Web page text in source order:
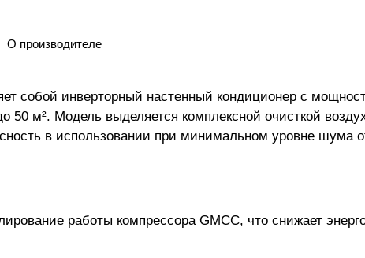
О производителе
собой инверторный настенный кондиционер с
м². Модель выделяется комплексной очисткой
в использовании при минимальном уровне шума
работы компрессора GMCC, что снижает